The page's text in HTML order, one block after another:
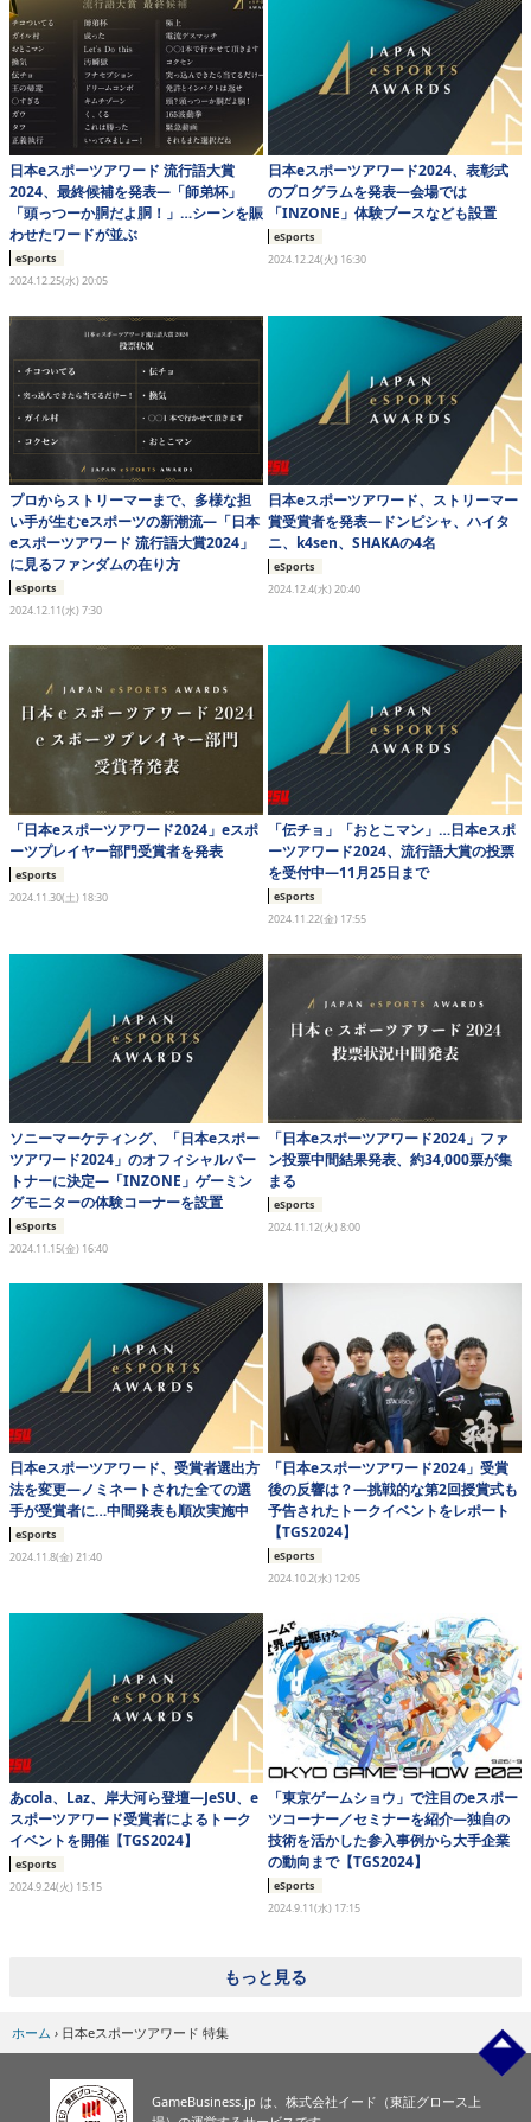
日本eスポーツアワード 流行語大賞
2024、最終候補を発表―「師弟杯」
「頭っつーか胴だよ胴！」…シーンを賑
わせたワードが並ぶ
eSports
2024.12.25(水) 20:05
日本eスポーツアワード2024、表彰式
のプログラムを発表―会場では
「INZONE」体験ブースなども設置
eSports
2024.12.24(火) 16:30
プロからストリーマーまで、多様な担
い手が生むeスポーツの新潮流―「日本
eスポーツアワード 流行語大賞2024」
に見るファンダムの在り方
eSports
2024.12.11(水) 7:30
日本eスポーツアワード、ストリーマー
賞受賞者を発表―ドンピシャ、ハイタ
ニ、k4sen、SHAKAの4名
eSports
2024.12.4(水) 20:40
「日本eスポーツアワード2024」eスポ
ーツプレイヤー部門受賞者を発表
eSports
2024.11.30(土) 18:30
「伝チョ」「おとこマン」…日本eスポ
ーツアワード2024、流行語大賞の投票
を受付中―11月25日まで
eSports
2024.11.22(金) 17:55
ソニーマーケティング、「日本eスポー
ツアワード2024」のオフィシャルパー
トナーに決定―「INZONE」ゲーミン
グモニターの体験コーナーを設置
eSports
2024.11.15(金) 16:40
「日本eスポーツアワード2024」ファ
ン投票中間結果発表、約34,000票が集
まる
eSports
2024.11.12(火) 8:00
日本eスポーツアワード、受賞者選出方
法を変更―ノミネートされた全ての選
手が受賞者に…中間発表も順次実施中
eSports
2024.11.8(金) 21:40
「日本eスポーツアワード2024」受賞
後の反響は？―挑戦的な第2回授賞式も
予告されたトークイベントをレポート
【TGS2024】
eSports
2024.10.2(水) 12:05
あcola、Laz、岸大河ら登壇―JeSU、e
スポーツアワード受賞者によるトーク
イベントを開催【TGS2024】
eSports
2024.9.24(火) 15:15
「東京ゲームショウ」で注目のeスポー
ツコーナー／セミナーを紹介―独自の
技術を活かした参入事例から大手企業
の動向まで【TGS2024】
eSports
2024.9.11(水) 17:15
もっと見る
ホーム › 日本eスポーツアワード 特集
GameBusiness.jp は、株式会社イード（東証グロース上